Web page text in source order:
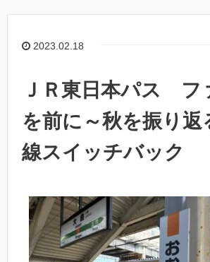
2023.02.18
ＪＲ東日本パス フ
を前に～秋を振り
線スイッチバック